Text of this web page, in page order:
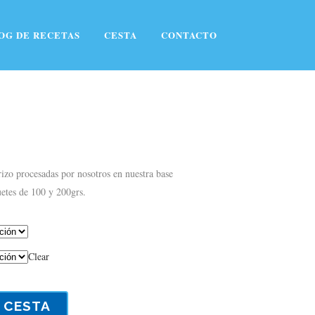
DE RECETAS CESTA CONTACTO
procesadas por nosotros en nuestra base
de 100 y 200grs.
Clear